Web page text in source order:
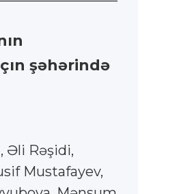
şəhərində
Əli Rəşidi,
Mustafayev,